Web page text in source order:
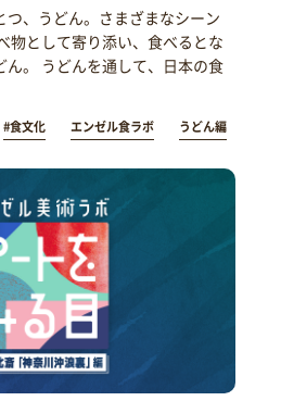
、うどん。さまざまなシーン
物として寄り添い、食べるとな
。 うどんを通して、日本の食
#食文化 エンゼル食ラボ うどん編